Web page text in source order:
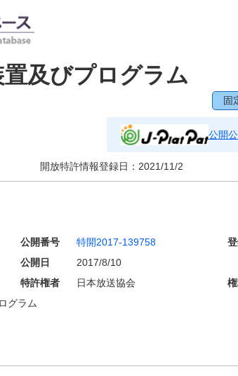
及びプログラム
固
公開
開放特許情報登録日： 2021/11/2
公開番号 特開2017-139758
公開日
2017/8/10
特許権者 日本放送協会
グラム